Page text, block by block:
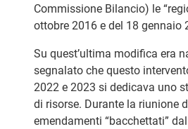
Commissione Bilancio) le
ottobre 2016 e del 18 gennaio
Su quest’ultima modifica era
segnalato che questo
2022 e 2023 si dedicava uno
di risorse. Durante la riunione
emendamenti “bacchettati”